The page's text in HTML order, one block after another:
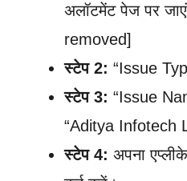
अलॉटमेंट पेज पर
removed]
स्टेप 2: “Issue
स्टेप 3: “Issue
“Aditya Infotech
स्टेप 4: अपना